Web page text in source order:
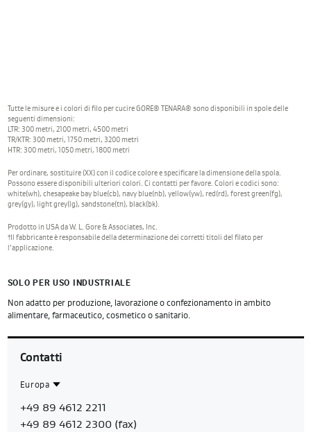
Tutte le misure e i colori di filo per cucire GORE® TENARA® sono disponibili in spole delle
seguenti dimensioni:
LTR: 300 metri, 2100 metri, 4500 metri
TR/KTR: 300 metri, 1750 metri, 3200 metri
HTR: 300 metri, 1050 metri, 1800 metri
Per ordinare, sostituire (XX) con il codice colore e specificare la dimensione della spola.
Possono essere disponibili ulteriori colori. Ci contatti per favore. Colori e codici sono:
white(wh), chesapeake bay blue(cb), navy blue(nb), yellow(yw), red(rd), forest green(fg),
grey(gy), light grey(lg), sandstone(tn), black(bk).
Prodotto in USA da W. L. Gore & Associates, Inc.
†Il fabbricante è responsabile della determinazione dei corretti titoli del filato per
l’applicazione.
SOLO PER USO INDUSTRIALE
Non adatto per produzione, lavorazione o confezionamento in ambito
alimentare, farmaceutico, cosmetico o sanitario.
Contatti
Europa
Europa
+49 89 4612 2211
+49 89 4612 2300 (fax)